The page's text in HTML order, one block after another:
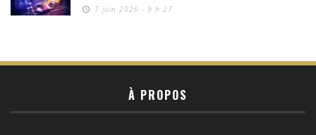
7 juin 2026 - 9 h 27
À PROPOS